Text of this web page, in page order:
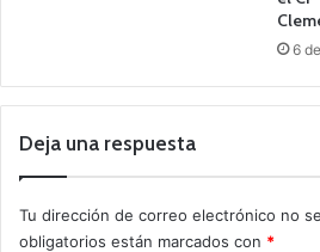
6
Deja una respuesta
Tu dirección de correo electrónico no
obligatorios están marcados con *